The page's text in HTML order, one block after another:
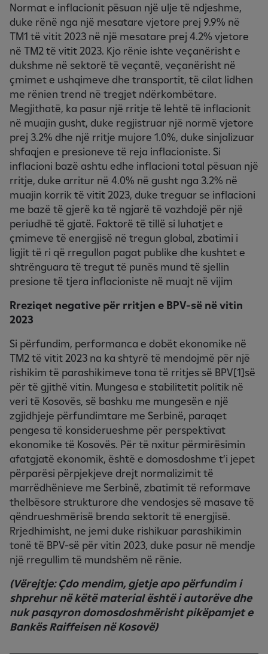
Normat e inflacionit pësuan një ulje të ndjeshme,
duke rënë nga një mesatare vjetore prej 9.9% në
TM1 të vitit 2023 në një mesatare prej 4.2% vjetore
në TM2 të vitit 2023. Kjo rënie ishte veçanërisht e
dukshme në sektorë të veçantë, veçanërisht në
çmimet e ushqimeve dhe transportit, të cilat lidhen
me rënien trend në tregjet ndërkombëtare.
Megjithatë, ka pasur një rritje të lehtë të inflacionit
në muajin gusht, duke regjistruar një normë vjetore
prej 3.2% dhe një rritje mujore 1.0%, duke sinjalizuar
shfaqjen e presioneve të reja inflacioniste. Si
inflacioni bazë ashtu edhe inflacioni total pësuan një
rritje, duke arritur në 4.0% në gusht nga 3.2% në
muajin korrik të vitit 2023, duke treguar se inflacioni
me bazë të gjerë ka të ngjarë të vazhdojë për një
periudhë të gjatë. Faktorë të tillë si luhatjet e
çmimeve të energjisë në tregun global, zbatimi i
ligjit të ri që rregullon pagat publike dhe kushtet e
shtrënguara të tregut të punës mund të sjellin
presione të tjera inflacioniste në muajt në vijim
Rreziqet negative për rritjen e BPV-së në vitin
2023
Si përfundim, performanca e dobët ekonomike në
TM2 të vitit 2023 na ka shtyrë të mendojmë për një
rishikim të parashikimeve tona të rritjes së BPV[1]së
për të gjithë vitin. Mungesa e stabilitetit politik në
veri të Kosovës, së bashku me mungesën e një
zgjidhjeje përfundimtare me Serbinë, paraqet
pengesa të konsiderueshme për perspektivat
ekonomike të Kosovës. Për të nxitur përmirësimin
afatgjatë ekonomik, është e domosdoshme t’i jepet
përparësi përpjekjeve drejt normalizimit të
marrëdhënieve me Serbinë, zbatimit të reformave
thelbësore strukturore dhe vendosjes së masave të
qëndrueshmërisë brenda sektorit të energjisë.
Rrjedhimisht, ne jemi duke rishikuar parashikimin
tonë të BPV-së për vitin 2023, duke pasur në mendje
një rregullim të mundshëm në rënie.
(Vërejtje: Çdo mendim, gjetje apo përfundim i
shprehur në këtë material është i autorëve dhe
nuk pasqyron domosdoshmërisht pikëpamjet e
Bankës Raiffeisen në Kosovë)